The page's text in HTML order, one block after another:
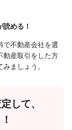
読める！
で不動産会社を選
動産取引をした方
ましょう。
して、